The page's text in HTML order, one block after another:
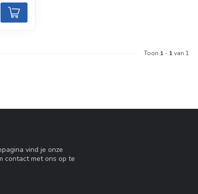
Toon 1 - 1van 1
vind je onze
contact met ons op te